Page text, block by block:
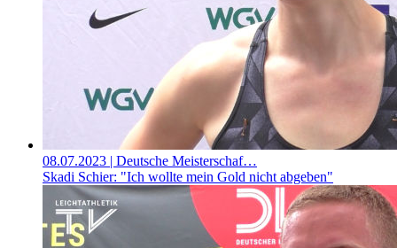
08.07.2023 | Deutsche Meisterschaf…
Skadi Schier: "Ich wollte mein Gold nicht abgeben"